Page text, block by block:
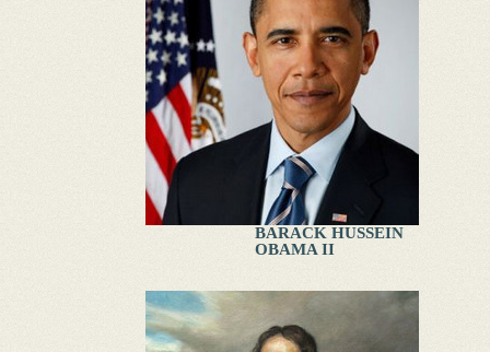
BARACK HUSSEIN
OBAMA II